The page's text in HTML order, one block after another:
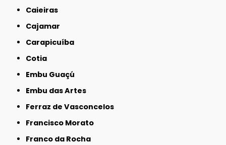
Caieiras
Cajamar
Carapicuíba
Cotia
Embu Guaçú
Embu das Artes
Ferraz de Vasconcelos
Francisco Morato
Franco da Rocha